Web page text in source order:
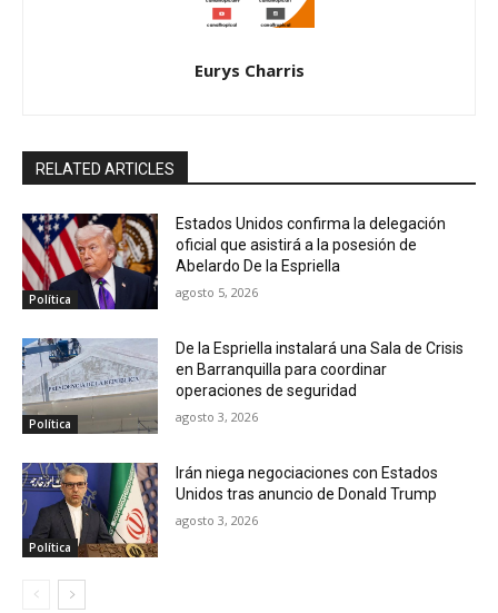
Eurys Charris
RELATED ARTICLES
Política
Estados Unidos confirma la delegación
oficial que asistirá a la posesión de
Abelardo De la Espriella
agosto 5, 2026
Política
De la Espriella instalará una Sala de Crisis
en Barranquilla para coordinar
operaciones de seguridad
agosto 3, 2026
Política
Irán niega negociaciones con Estados
Unidos tras anuncio de Donald Trump
agosto 3, 2026